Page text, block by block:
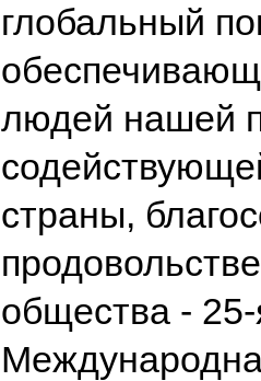
глобальный
людей нашей
страны,
общества -